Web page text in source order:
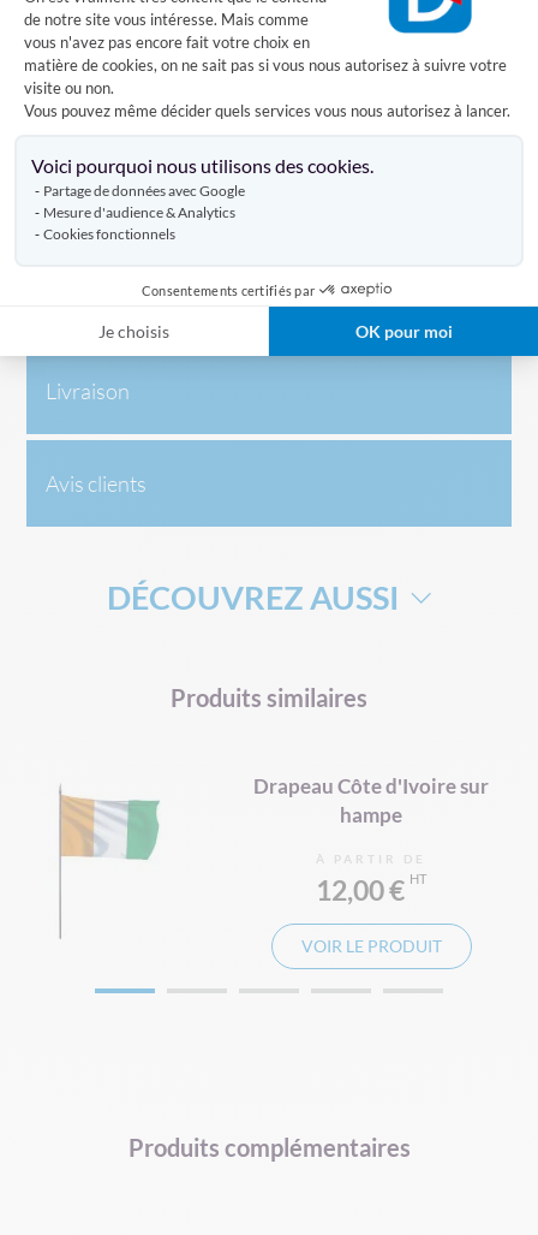
de notre site vous intéresse. Mais comme
vous n'avez pas encore fait votre choix en
matière de cookies, on ne sait pas si vous nous autorisez à suivre votre
visite ou non.
Vous pouvez même décider quels services vous nous autorisez à lancer.
Voici pourquoi nous utilisons des cookies.
Partage de données avec Google
Mesure d'audience & Analytics
Cookies fonctionnels
Consentements certifiés par
Je choisis OK pour moi
pointe dorée. Le drapeau deGambie-Buissauest
également disponible.
Comment installer le drapeau de la Gambie sur une façade?
façade? Rien de plus simple, il suffit fixer sur votre mur un
porte-drapeaux en acier dans le quel vous pourrez
introduire la hampe de votre drapeau.
Caractéristiques
Livraison
Avis clients
DÉCOUVREZ AUSSI
Produits similaires
Drapeau Côte d'Ivoire sur
hampe
À PARTIR DE
12,00 €
VOIR LE PRODUIT
Produits complémentaires